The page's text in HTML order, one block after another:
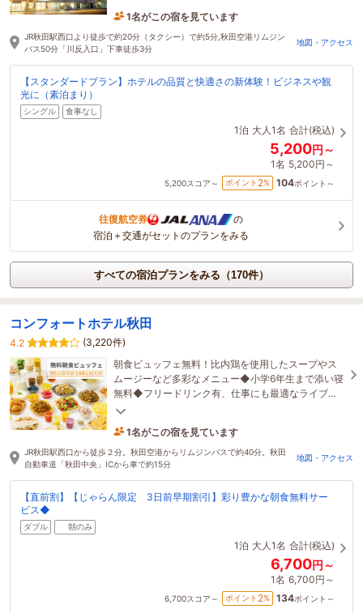
1名がこの宿を見ています
21分前に予約されました
JR秋田駅西口より徒歩で約20分（タクシー）で約5分,秋田空港リムジン
バス50分「川反入口」下車徒歩3分
地図・アクセス
【スタンダードプラン】ホテルの品質と快適さの新体験！ビジネスや観
光に（素泊まり）
シングル 食事なし
1泊 大人1名 合計(税込)
5,200円～
1名 5,200円～
5,200スコア～ ポイント 2% 104ポイント～
往復航空券
の
宿泊＋交通がセットのプランをみる
すべての宿泊プランをみる（170件）
コンフォートホテル秋田
4.2
(3,220件)
朝食ビュッフェ無料！比内鶏を使用したスープやス
ムージーなど多彩なメニュー◆小学6年生まで添い寝
無料◆フリードリンク有、仕事にも最適なライブラ
リーカフェ！チェックイン前アウト後も利用可能
1名がこの宿を見ています
34分前に予約されました
JR秋田駅西口から徒歩２分。秋田空港からリムジンバスで約40分。秋田
自動車道「秋田中央」ICから車で約15分
地図・アクセス
【直前割】【じゃらん限定 3日前早期割引】彩り豊かな朝食無料サー
ビス◆
ダブル 朝のみ
1泊 大人1名 合計(税込)
6,700円～
1名 6,700円～
6,700スコア～ ポイント 2% 134ポイント～